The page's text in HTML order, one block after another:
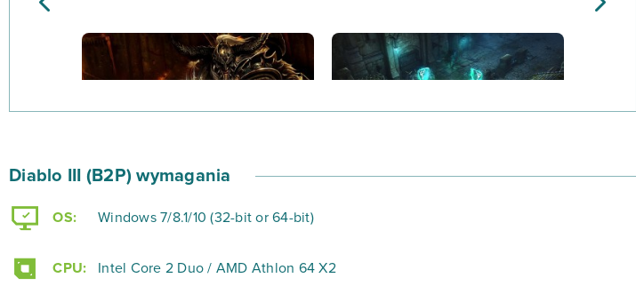
Diablo III (B2P) wymagania
OS: Windows 7/8.1/10 (32-bit or 64-bit)
CPU: Intel Core 2 Duo / AMD Athlon 64 X2